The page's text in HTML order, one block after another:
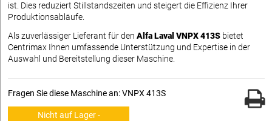
ist. Dies reduziert Stillstandszeiten und steigert die Effizienz Ihrer
Produktionsabläufe.
Als zuverlässiger Lieferant für den Alfa Laval VNPX 413S bietet
Centrimax Ihnen umfassende Unterstützung und Expertise in der
Auswahl und Bereitstellung dieser Maschine.
Fragen Sie diese Maschine an: VNPX 413S
Nicht auf Lager -